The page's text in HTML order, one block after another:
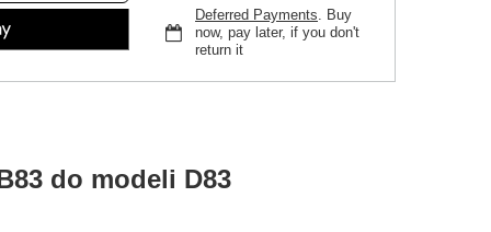
Deferred Payments. Buy
now, pay later, if you don't
return it
do modeli D83